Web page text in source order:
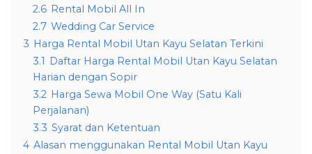
2.6 Rental Mobil All In
2.7 Wedding Car Service
3 Harga Rental Mobil Utan Kayu Selatan Terkini
3.1 Daftar Harga Rental Mobil Utan Kayu Selatan
Harian dengan Sopir
3.2 Harga Sewa Mobil One Way (Satu Kali
Perjalanan)
3.3 Syarat dan Ketentuan
4 Alasan menggunakan Rental Mobil Utan Kayu